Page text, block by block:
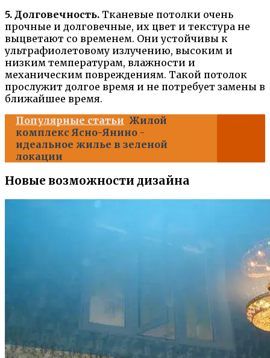
5. Долговечность. Тканевые потолки очень
прочные и долговечные, их цвет и текстура не
выцветают со временем. Они устойчивы к
ультрафиолетовому излучению, высоким и
низким температурам, влажности и
механическим повреждениям. Такой потолок
прослужит долгое время и не потребует замены в
ближайшее время.
Популярные статьи Жилой
комплекс Ясно-Янино -
идеальное жилье в зеленой
локации
Новые возможности дизайна